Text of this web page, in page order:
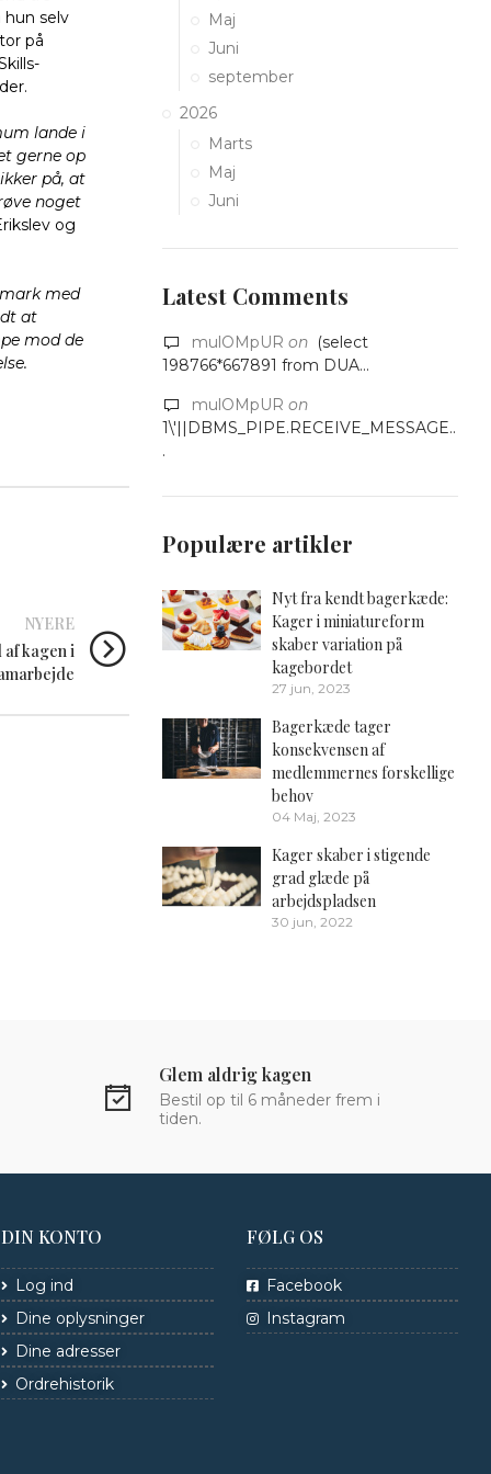
selv
på
lande i
gerne op
på, at
noget
og
med
at
mod de
NYERE
af kagen i
Maj
Juni
september
2026
Marts
Maj
Juni
Latest Comments
mulOMpUR on (select
198766*667891 from DUA...
mulOMpUR on
1\'||DBMS_PIPE.RECEIVE_MESSAGE..
.
Populære artikler
Nyt fra kendt bagerkæde:
Kager i miniatureform
skaber variation på
kagebordet
27 jun, 2023
Bagerkæde tager
konsekvensen af
medlemmernes forskellige
behov
04 Maj, 2023
Kager skaber i stigende
grad glæde på
arbejdspladsen
30 jun, 2022
Glem aldrig kagen
Bestil op til 6 måneder frem i
tiden.
DIN KONTO
Log ind
Dine oplysninger
Dine adresser
Ordrehistorik
FØLG OS
Facebook
Instagram